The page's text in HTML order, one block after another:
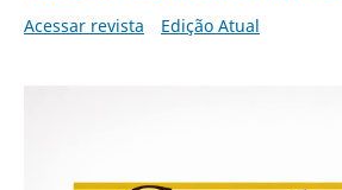
Acessar revista
Edição Atual